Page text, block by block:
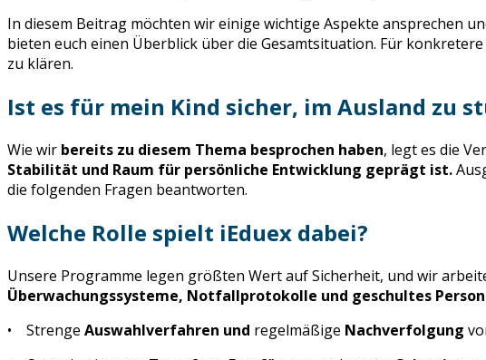
In diesem Beitrag möchten wir einige wichtige Aspekte ansprechen
bieten euch einen Überblick über die Gesamtsituation. Für
zu klären.
Ist es für mein Kind sicher, im Ausland zu
Wie wir bereits zu diesem Thema besprochen haben, legt es die
Stabilität und Raum für persönliche Entwicklung geprägt ist.
die folgenden Fragen beantworten.
Welche Rolle spielt iEduex dabei?
Unsere Programme legen größten Wert auf Sicherheit, und wir
Überwachungssysteme, Notfallprotokolle und geschultes
• Strenge Auswahlverfahren und regelmäßige Nachverfolgung